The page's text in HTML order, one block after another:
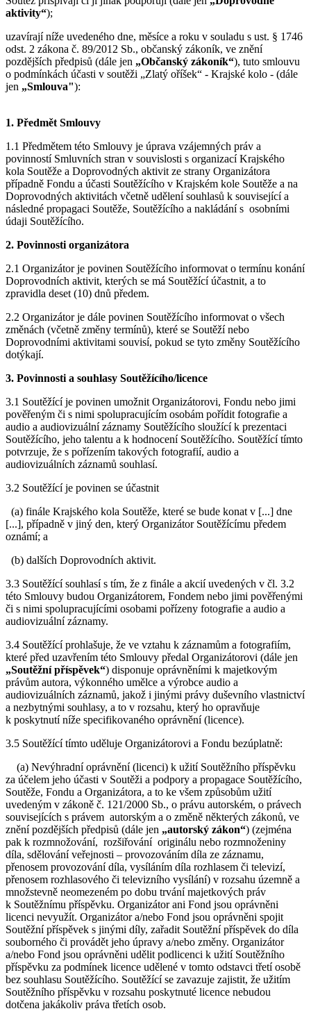
aktivity“);
uzavírají níže uvedeného dne, měsíce a roku v souladu s ust. § 1746
odst. 2 zákona č. 89/2012 Sb., občanský zákoník, ve znění
pozdějších předpisů (dále jen „Občanský zákoník“), tuto smlouvu
o podmínkách účasti v soutěži „Zlatý oříšek“ - Krajské kolo - (dále
jen „Smlouva"):
1. Předmět Smlouvy
1.1 Předmětem této Smlouvy je úprava vzájemných práv a
povinností Smluvních stran v souvislosti s organizací Krajského
kola Soutěže a Doprovodných aktivit ze strany Organizátora
případně Fondu a účasti Soutěžícího v Krajském kole Soutěže a na
Doprovodných aktivitách včetně udělení souhlasů k související a
následné propagaci Soutěže, Soutěžícího a nakládání s osobními
údaji Soutěžícího.
2. Povinnosti organizátora
2.1 Organizátor je povinen Soutěžícího informovat o termínu konání
Doprovodních aktivit, kterých se má Soutěžící účastnit, a to
zpravidla deset (10) dnů předem.
2.2 Organizátor je dále povinen Soutěžícího informovat o všech
změnách (včetně změny termínů), které se Soutěží nebo
Doprovodními aktivitami souvisí, pokud se tyto změny Soutěžícího
dotýkají.
3. Povinnosti a souhlasy Soutěžícího/licence
3.1 Soutěžící je povinen umožnit Organizátorovi, Fondu nebo jimi
pověřeným či s nimi spolupracujícím osobám pořídit fotografie a
audio a audiovizuální záznamy Soutěžícího sloužící k prezentaci
Soutěžícího, jeho talentu a k hodnocení Soutěžícího. Soutěžící tímto
potvrzuje, že s pořízením takových fotografií, audio a
audiovizuálních záznamů souhlasí.
3.2 Soutěžící je povinen se účastnit
(a) finále Krajského kola Soutěže, které se bude konat v [...] dne
[...], případně v jiný den, který Organizátor Soutěžícímu předem
oznámí; a
(b) dalších Doprovodních aktivit.
3.3 Soutěžící souhlasí s tím, že z finále a akcií uvedených v čl. 3.2
této Smlouvy budou Organizátorem, Fondem nebo jimi pověřenými
či s nimi spolupracujícími osobami pořízeny fotografie a audio a
audiovizuální záznamy.
3.4 Soutěžící prohlašuje, že ve vztahu k záznamům a fotografiím,
které před uzavřením této Smlouvy předal Organizátorovi (dále jen
„Soutěžní příspěvek“) disponuje oprávněními k majetkovým
právům autora, výkonného umělce a výrobce audio a
audiovizuálních záznamů, jakož i jinými právy duševního vlastnictví
a nezbytnými souhlasy, a to v rozsahu, který ho opravňuje
k poskytnutí níže specifikovaného oprávnění (licence).
3.5 Soutěžící tímto uděluje Organizátorovi a Fondu bezúplatně:
(a) Nevýhradní oprávnění (licenci) k užití Soutěžního příspěvku
za účelem jeho účasti v Soutěži a podpory a propagace Soutěžícího,
Soutěže, Fondu a Organizátora, a to ke všem způsobům užití
uvedeným v zákoně č. 121/2000 Sb., o právu autorském, o právech
souvisejících s právem autorským a o změně některých zákonů, ve
znění pozdějších předpisů (dále jen „autorský zákon“) (zejména
pak k rozmnožování, rozšiřování originálu nebo rozmnoženiny
díla, sdělování veřejnosti – provozováním díla ze záznamu,
přenosem provozování díla, vysíláním díla rozhlasem či televizí,
přenosem rozhlasového či televizního vysílání) v rozsahu územně a
množstevně neomezeném po dobu trvání majetkových práv
k Soutěžnímu příspěvku. Organizátor ani Fond jsou oprávněni
licenci nevyužít. Organizátor a/nebo Fond jsou oprávněni spojit
Soutěžní příspěvek s jinými díly, zařadit Soutěžní příspěvek do díla
souborného či provádět jeho úpravy a/nebo změny. Organizátor
a/nebo Fond jsou oprávněni udělit podlicenci k užití Soutěžního
příspěvku za podmínek licence udělené v tomto odstavci třetí osobě
bez souhlasu Soutěžícího. Soutěžící se zavazuje zajistit, že užitím
Soutěžního příspěvku v rozsahu poskytnuté licence nebudou
dotčena jakákoliv práva třetích osob.